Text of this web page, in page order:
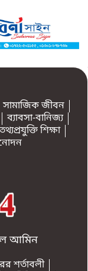
সামাজিক জীবন
ব্যাবসা-বানিজ্য
শিক্ষা
আমিন
শর্তাবলী